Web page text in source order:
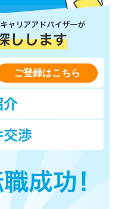
ご登録はこちら